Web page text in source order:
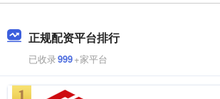
正规配资平台排行
已收录999+家平台